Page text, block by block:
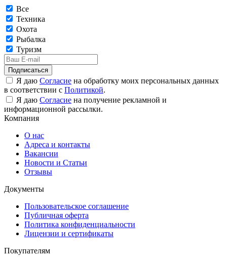
Все
Техника
Охота
Рыбалка
Туризм
Подписаться
Я даю Согласие на обработку моих персональных данных
в соответствии с Политикой.
Я даю Согласие на получение рекламной и
информационной рассылки.
Компания
О нас
Адреса и контакты
Вакансии
Новости и Статьи
Отзывы
Документы
Пользовательское соглашение
Публичная оферта
Политика конфиденциальности
Лицензии и сертификаты
Покупателям